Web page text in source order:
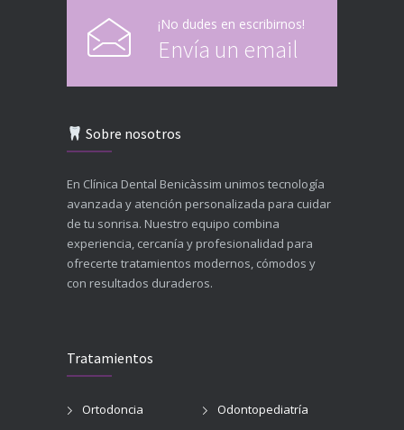
¡No dudes en escribirnos!
Envía un email
Sobre nosotros
En Clínica Dental Benicàssim unimos tecnología
avanzada y atención personalizada para cuidar
de tu sonrisa. Nuestro equipo combina
experiencia, cercanía y profesionalidad para
ofrecerte tratamientos modernos, cómodos y
con resultados duraderos.
Tratamientos
Ortodoncia
Odontopediatría